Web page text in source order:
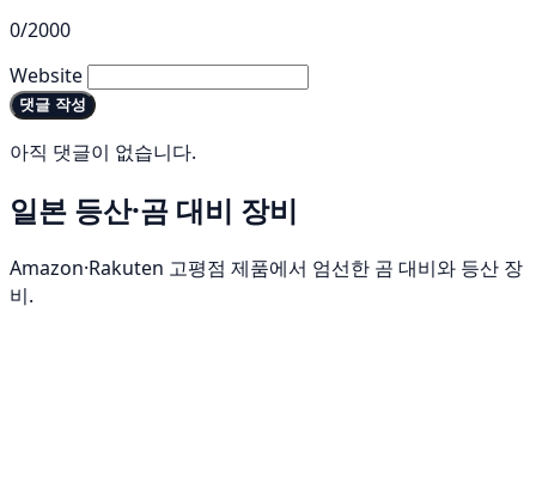
0/2000
Website
댓글 작성
아직 댓글이 없습니다.
일본 등산·곰 대비 장비
Amazon·Rakuten 고평점 제품에서 엄선한 곰 대비와 등산 장
비.